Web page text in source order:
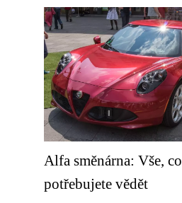
Alfa směnárna: Vše, co
potřebujete vědět